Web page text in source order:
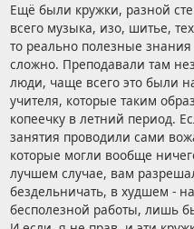
Ещё были кружки, разной
всего музыка, изо, шитье,
то реально полезные
сложно. Преподавали там
люди, чаще всего это были
учителя, которые таким
копеечку в летний период.
занятия проводили сами
которые могли вообще
лучшем случае, вам
бездельничать, в худшем -
бесполезной работы, лишь